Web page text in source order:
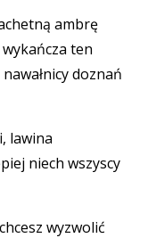
ambrę
ten
doznań
lawina
niech wszyscy
wyzwolić